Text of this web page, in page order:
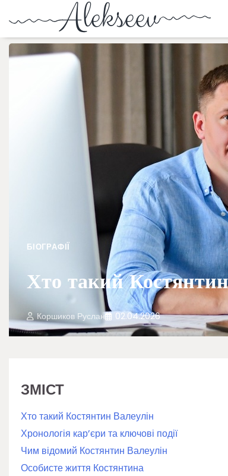
БІОГРАФІЇ
Хто такий Костянтин
Коршиков Руслан 02.04.2026
ЗМІСТ
Хто такий Костянтин Валеулін
Хронологія кар’єри та ключові події
Чим відомий Костянтин Валеулін
Особисте життя Костянтина